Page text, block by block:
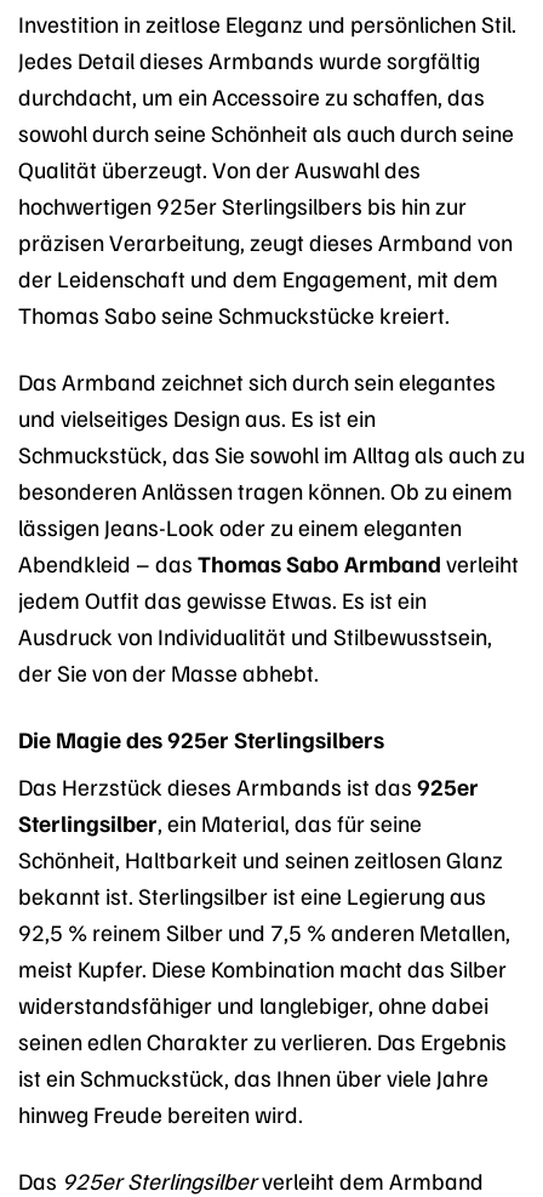
Investition in zeitlose Eleganz und persönlichen Stil.
Jedes Detail dieses Armbands wurde sorgfältig
durchdacht, um ein Accessoire zu schaffen, das
sowohl durch seine Schönheit als auch durch seine
Qualität überzeugt. Von der Auswahl des
hochwertigen 925er Sterlingsilbers bis hin zur
präzisen Verarbeitung, zeugt dieses Armband von
der Leidenschaft und dem Engagement, mit dem
Thomas Sabo seine Schmuckstücke kreiert.
Das Armband zeichnet sich durch sein elegantes
und vielseitiges Design aus. Es ist ein
Schmuckstück, das Sie sowohl im Alltag als auch zu
besonderen Anlässen tragen können. Ob zu einem
lässigen Jeans-Look oder zu einem eleganten
Abendkleid – das Thomas Sabo Armband verleiht
jedem Outfit das gewisse Etwas. Es ist ein
Ausdruck von Individualität und Stilbewusstsein,
der Sie von der Masse abhebt.
Die Magie des 925er Sterlingsilbers
Das Herzstück dieses Armbands ist das 925er
Sterlingsilber, ein Material, das für seine
Schönheit, Haltbarkeit und seinen zeitlosen Glanz
bekannt ist. Sterlingsilber ist eine Legierung aus
92,5 % reinem Silber und 7,5 % anderen Metallen,
meist Kupfer. Diese Kombination macht das Silber
widerstandsfähiger und langlebiger, ohne dabei
seinen edlen Charakter zu verlieren. Das Ergebnis
ist ein Schmuckstück, das Ihnen über viele Jahre
hinweg Freude bereiten wird.
Das 925er Sterlingsilberverleiht dem Armband